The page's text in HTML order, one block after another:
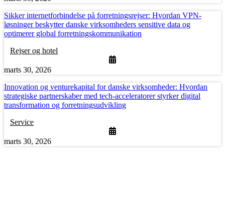
Sikker internetforbindelse på forretningsrejser: Hvordan VPN-
løsninger beskytter danske virksomheders sensitive data og
optimerer global forretningskommunikation
Rejser og hotel
marts 30, 2026
Innovation og venturekapital for danske virksomheder: Hvordan
strategiske partnerskaber med tech-acceleratorer styrker digital
transformation og forretningsudvikling
Service
marts 30, 2026